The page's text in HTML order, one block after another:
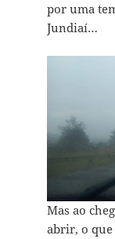
por uma
Jundiaí…
Mas ao
abrir, o